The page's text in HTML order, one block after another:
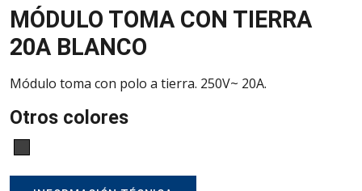
MÓDULO TOMA CON TIERRA
20A BLANCO
Módulo toma con polo a tierra. 250V~ 20A.
Otros colores